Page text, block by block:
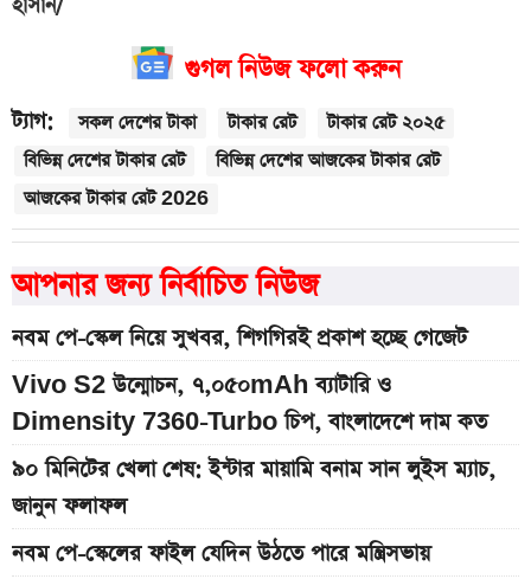
হাসান/
গুগল নিউজ ফলো করুন
ট্যাগ: সকল দেশের টাকা টাকার রেট
টাকার রেট ২০২৫
বিভিন্ন দেশের টাকার রেট
বিভিন্ন দেশের আজকের টাকার রেট
আজকের টাকার রেট 2026
আপনার জন্য নির্বাচিত নিউজ
নবম পে-স্কেল নিয়ে সুখবর, শিগগিরই প্রকাশ হচ্ছে গেজেট
Vivo S2 উন্মোচন, ৭,০৫০mAh ব্যাটারি ও
Dimensity 7360-Turbo চিপ, বাংলাদেশে দাম কত
৯০ মিনিটের খেলা শেষ: ইন্টার মায়ামি বনাম সান লুইস ম্যাচ,
জানুন ফলাফল
নবম পে-স্কেলের ফাইল যেদিন উঠতে পারে মন্ত্রিসভায়